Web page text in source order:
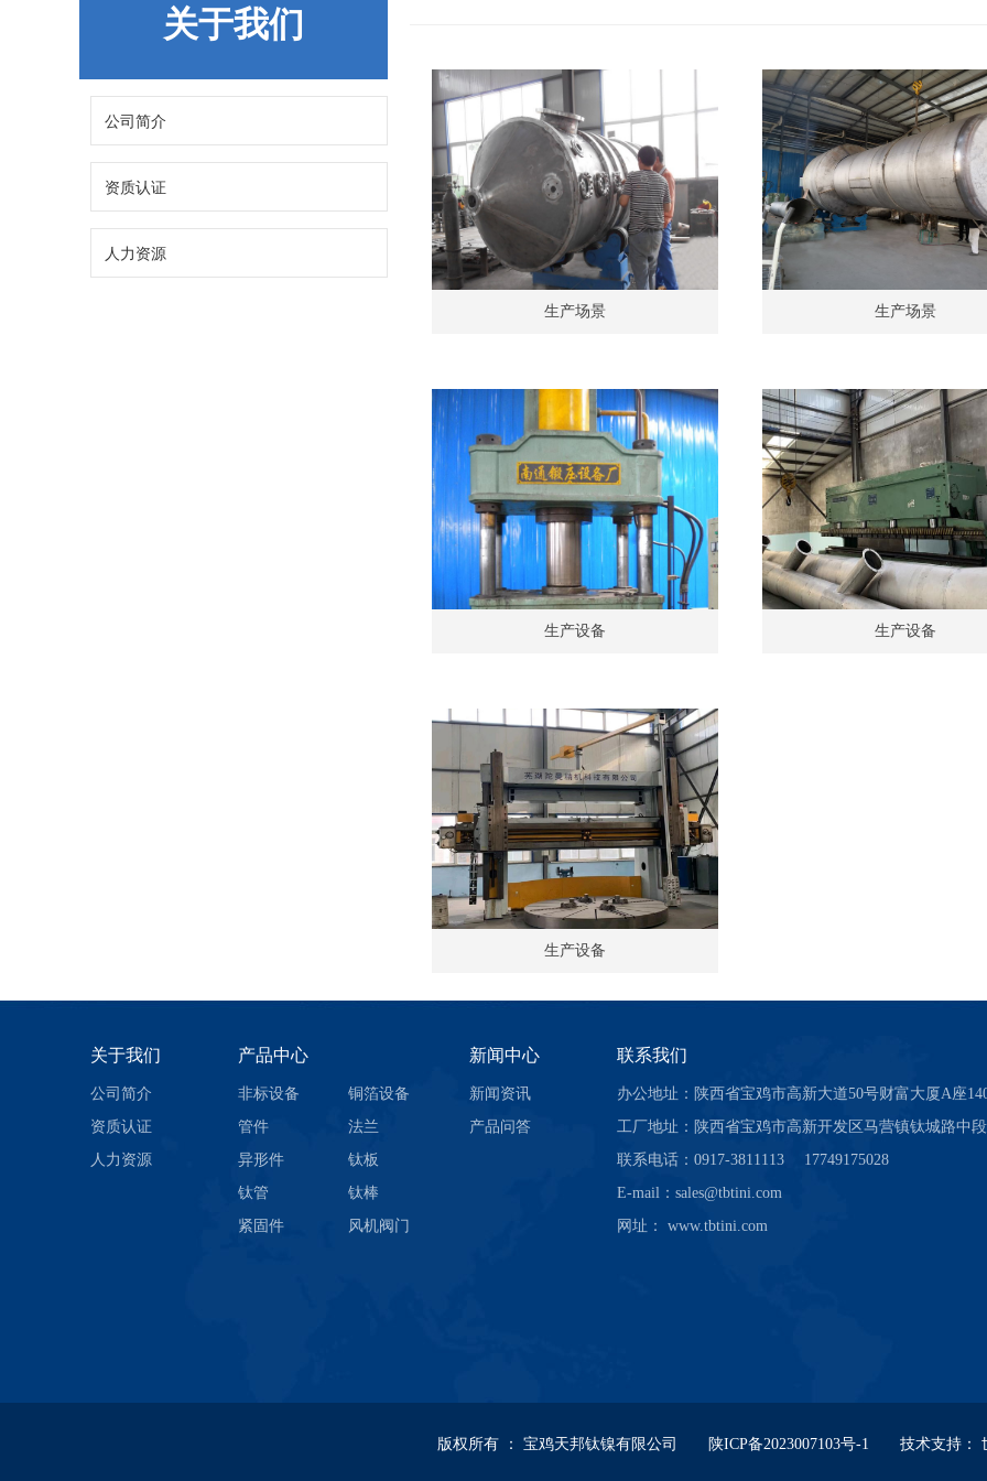
关于我们
公司简介
资质认证
人力资源
生产场景 生产场景
生产设备 生产设备
生产设备
关于我们
公司简介
资质认证
人力资源
产品中心
非标设备
铜箔设备
管件
法兰
异形件
钛板
钛管
钛棒
紧固件
风机阀门
新闻中心
新闻资讯
产品问答
联系我们
办公地址：陕西省宝鸡市高新大道50号财富大厦A座
工厂地址：陕西省宝鸡市高新开发区马营镇钛城路中
联系电话：0917-3811113 17749175028
E-mail：sales@tbtini.com
网址： www.tbtini.com
版权所有 ： 宝鸡天邦钛镍有限公司 陕ICP备2023007103号-1 技术支持：